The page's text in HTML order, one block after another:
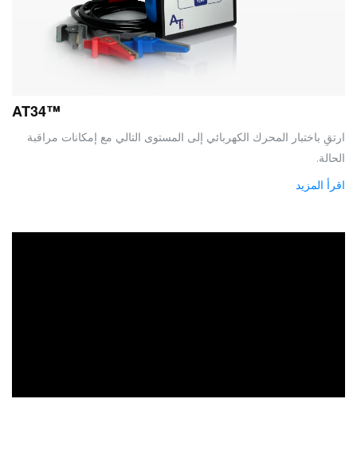
™AT34
ارتقِ باختبار المحرك الكهربائي إلى المستوى التالي مع إمكانات مراقبة
الحالة.
اقرأ المزيد